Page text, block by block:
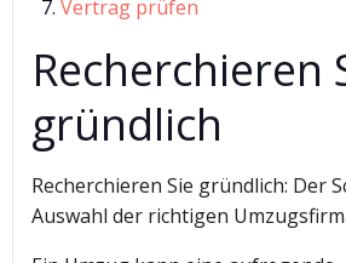
Vertrag prüfen
Recherchieren
gründlich
Recherchieren Sie gründlich: Der
Auswahl der richtigen